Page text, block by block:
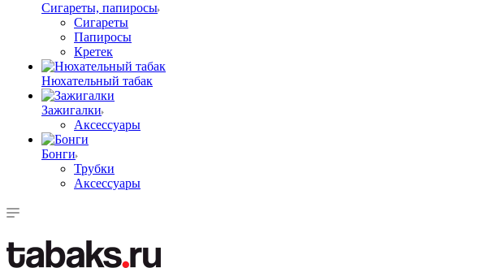
Сигареты, папиросы
Сигареты
Папиросы
Кретек
Нюхательный табак
Зажигалки
Аксессуары
Бонги
Трубки
Аксессуары